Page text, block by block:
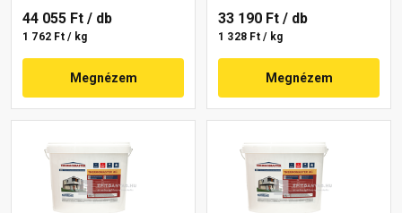
44 055 Ft / db
1 762 Ft / kg
Megnézem
33 190 Ft / db
1 328 Ft / kg
Megnézem